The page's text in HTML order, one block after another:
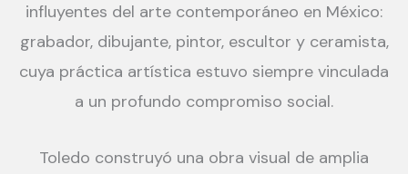
influyentes del arte contemporáneo en México:
grabador, dibujante, pintor, escultor y ceramista,
cuya práctica artística estuvo siempre vinculada
a un profundo compromiso social.
Toledo construyó una obra visual de amplia